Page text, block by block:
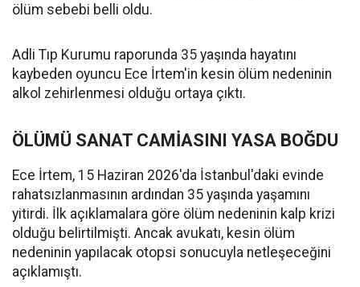
ölüm sebebi belli oldu.
Adli Tıp Kurumu raporunda 35 yaşında hayatını
kaybeden oyuncu Ece İrtem'in kesin ölüm nedeninin
alkol zehirlenmesi olduğu ortaya çıktı.
ÖLÜMÜ SANAT CAMİASINI YASA BOĞDU
Ece İrtem, 15 Haziran 2026'da İstanbul'daki evinde
rahatsızlanmasının ardından 35 yaşında yaşamını
yitirdi. İlk açıklamalara göre ölüm nedeninin kalp krizi
olduğu belirtilmişti. Ancak avukatı, kesin ölüm
nedeninin yapılacak otopsi sonucuyla netleşeceğini
açıklamıştı.